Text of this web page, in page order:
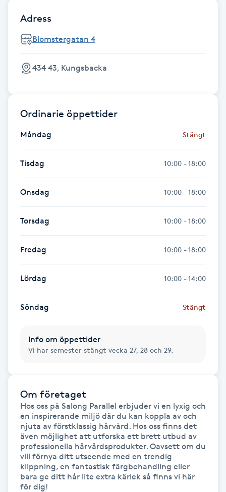
Gruppträning
Gua Sha-massage
Hatha Yoga
Headspa
Healing
Herrklippning
HIFU
Hollywood Peel
Hot Stone Massage
Hot yoga
Hudvård
Hyaluronsyra
Hyperhidros
Hypnos
Adress
Blomstergatan 4
434 43, Kungsbacka
Ordinarie öppettider
Måndag Stängt
Tisdag 10:00 - 18:00
Onsdag 10:00 - 18:00
Torsdag 10:00 - 18:00
Fredag 10:00 - 18:00
Lördag 10:00 - 14:00
Söndag Stängt
Info om öppettider
Vi har semester stängt vecka 27, 28 och 29.
Om företaget
Hos oss på Salong Parallel erbjuder vi en lyxig och
en inspirerande miljö där du kan koppla av och
njuta av förstklassig hårvård. Hos oss finns det
även möjlighet att utforska ett brett utbud av
professionella hårvårdsprodukter. Oavsett om du
vill förnya ditt utseende med en trendig
klippning, en fantastisk färgbehandling eller
bara ge ditt hår lite extra kärlek så finns vi här
för dig!